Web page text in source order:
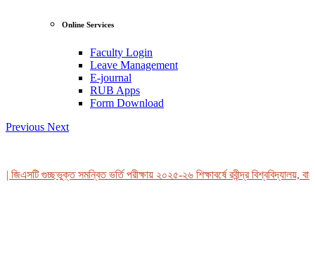
Online Services
Faculty Login
Leave Management
E-journal
RUB Apps
Form Download
Previous Next
গুচ্ছভুক্ত সমন্বিত ভর্তি পরীক্ষায় ২০২৫-২৬ শিক্ষাবর্ষে রবীন্দ্র বিশ্ববিদ্যালয়,